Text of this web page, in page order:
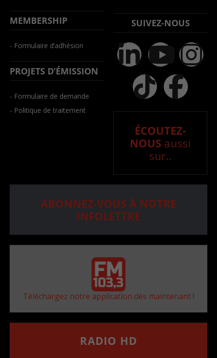
MEMBERSHIP
- Formulaire d’adhésion
PROJETS D’ÉMISSION
- Formulaire de demande
- Politique de traitement
SUIVEZ-NOUS
ÉCOUTEZ-
NOUS aussi
sur..
ABONNEZ-VOUS À NOTRE
INFOLETTRE
Téléchargez notre application dès maintenant !
RADIO HD